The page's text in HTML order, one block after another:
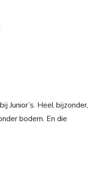
Junior’s. Heel bijzonder,
bodem. En die